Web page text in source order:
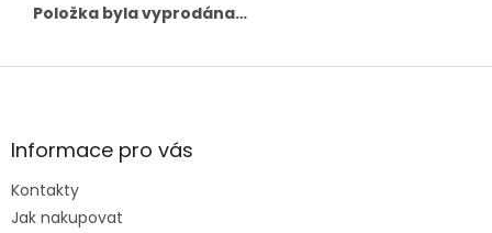
Položka byla vyprodána…
Z
aInformace pro vás
Kontakty
Jak nakupovat